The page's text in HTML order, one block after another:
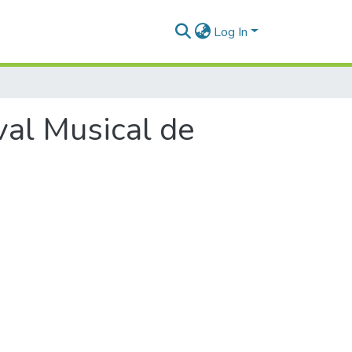
Log In
Musical de